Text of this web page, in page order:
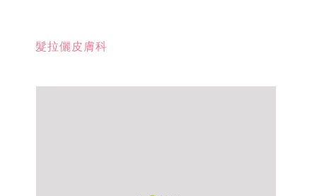
髮拉儷皮膚科